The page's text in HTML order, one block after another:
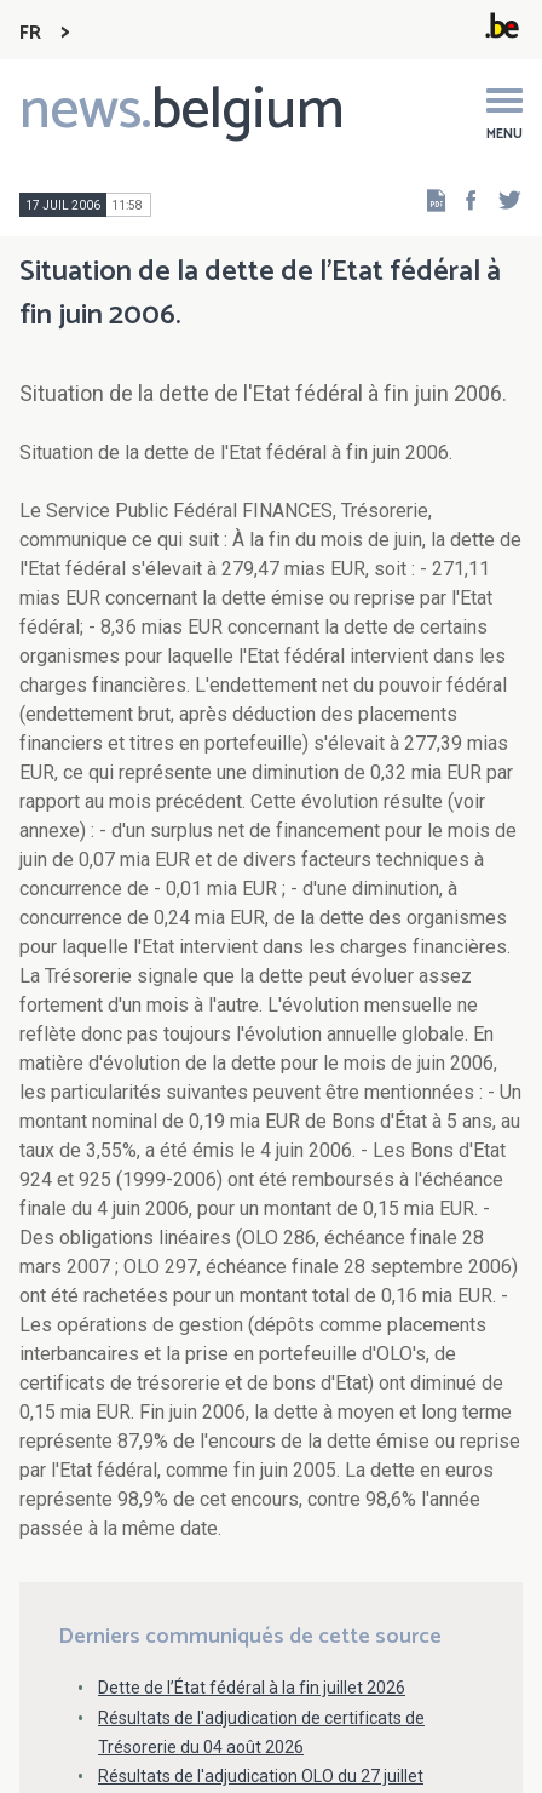
FR
news.belgium MENU
Main
navigation
17 JUIL 2006 11:58
Situation de la dette de l'Etat fédéral à
fin juin 2006.
Situation de la dette de l'Etat fédéral à fin juin 2006.
Situation de la dette de l'Etat fédéral à fin juin 2006.
Le Service Public Fédéral FINANCES, Trésorerie,
communique ce qui suit : À la fin du mois de juin, la dette de
l'Etat fédéral s'élevait à 279,47 mias EUR, soit : - 271,11
mias EUR concernant la dette émise ou reprise par l'Etat
fédéral; - 8,36 mias EUR concernant la dette de certains
organismes pour laquelle l'Etat fédéral intervient dans les
charges financières. L'endettement net du pouvoir fédéral
(endettement brut, après déduction des placements
financiers et titres en portefeuille) s'élevait à 277,39 mias
EUR, ce qui représente une diminution de 0,32 mia EUR par
rapport au mois précédent. Cette évolution résulte (voir
annexe) : - d'un surplus net de financement pour le mois de
juin de 0,07 mia EUR et de divers facteurs techniques à
concurrence de - 0,01 mia EUR ; - d'une diminution, à
concurrence de 0,24 mia EUR, de la dette des organismes
pour laquelle l'Etat intervient dans les charges financières.
La Trésorerie signale que la dette peut évoluer assez
fortement d'un mois à l'autre. L'évolution mensuelle ne
reflète donc pas toujours l'évolution annuelle globale. En
matière d'évolution de la dette pour le mois de juin 2006,
les particularités suivantes peuvent être mentionnées : - Un
montant nominal de 0,19 mia EUR de Bons d'État à 5 ans, au
taux de 3,55%, a été émis le 4 juin 2006. - Les Bons d'Etat
924 et 925 (1999-2006) ont été remboursés à l'échéance
finale du 4 juin 2006, pour un montant de 0,15 mia EUR. -
Des obligations linéaires (OLO 286, échéance finale 28
mars 2007 ; OLO 297, échéance finale 28 septembre 2006)
ont été rachetées pour un montant total de 0,16 mia EUR. -
Les opérations de gestion (dépôts comme placements
interbancaires et la prise en portefeuille d'OLO's, de
certificats de trésorerie et de bons d'Etat) ont diminué de
0,15 mia EUR. Fin juin 2006, la dette à moyen et long terme
représente 87,9% de l'encours de la dette émise ou reprise
par l'Etat fédéral, comme fin juin 2005. La dette en euros
représente 98,9% de cet encours, contre 98,6% l'année
passée à la même date.
Derniers communiqués de cette source
Dette de l’État fédéral à la fin juillet 2026
Résultats de l'adjudication de certificats de
Trésorerie du 04 août 2026
Résultats de l'adjudication OLO du 27 juillet